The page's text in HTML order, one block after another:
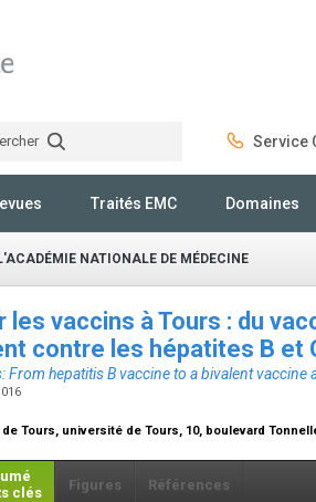
Service
Traités EMC Domaines
NATIONALE DE MÉDECINE
les vaccins à Tours : du
contre les hépatites B et
From hepatitis B vaccine to a bivalent vaccine
de Tours, université de Tours, 10, boulevard
clés
Figures Références